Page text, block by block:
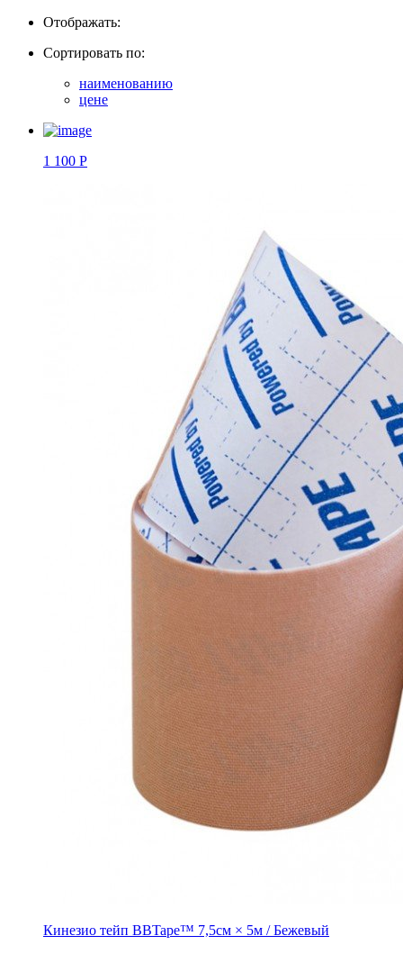
Отображать:
Сортировать по:
наименованию
цене
1 100 Р
Кинезио тейп BBTape™ 7,5см × 5м / Бежевый